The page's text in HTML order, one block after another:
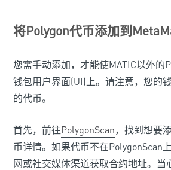
将Polygon代币添加到
您需手动添加，才能使MATIC以外的
钱包用户界面(UI)上。请注意，您的
的代币。
首先，前往PolygonScan，找到想要
币详情。如果代币不在PolygonScan
网或社交媒体渠道获取合约地址。当